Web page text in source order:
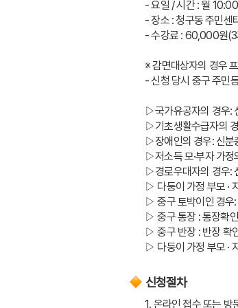
- 요일 / 시간 : 월
- 장소 : 청구동 주민센
- 수강료 : 60,000원
※ 감면대상자의 경우
- 신청 당시 중구 주민
▷국가유공자의 경우:
▷기초생활수급자의
▷장애인의 경우: 신분
▷저소득 모·부자 가정
▷경로우대자의 경우:
▷ 다둥이 가정 부모 ·
▷ 중구 토박이인 경우
▷ 중구 통장 : 통장확
▷ 중구 반장 : 반장 확
▷ 다둥이 가정 부모 ·
신청절차
1. 온라인 접수 또는